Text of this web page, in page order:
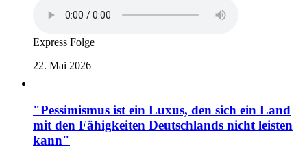
Express Folge
22. Mai 2026
"Pessimismus ist ein Luxus, den sich ein Land
mit den Fähigkeiten Deutschlands nicht leisten
kann"